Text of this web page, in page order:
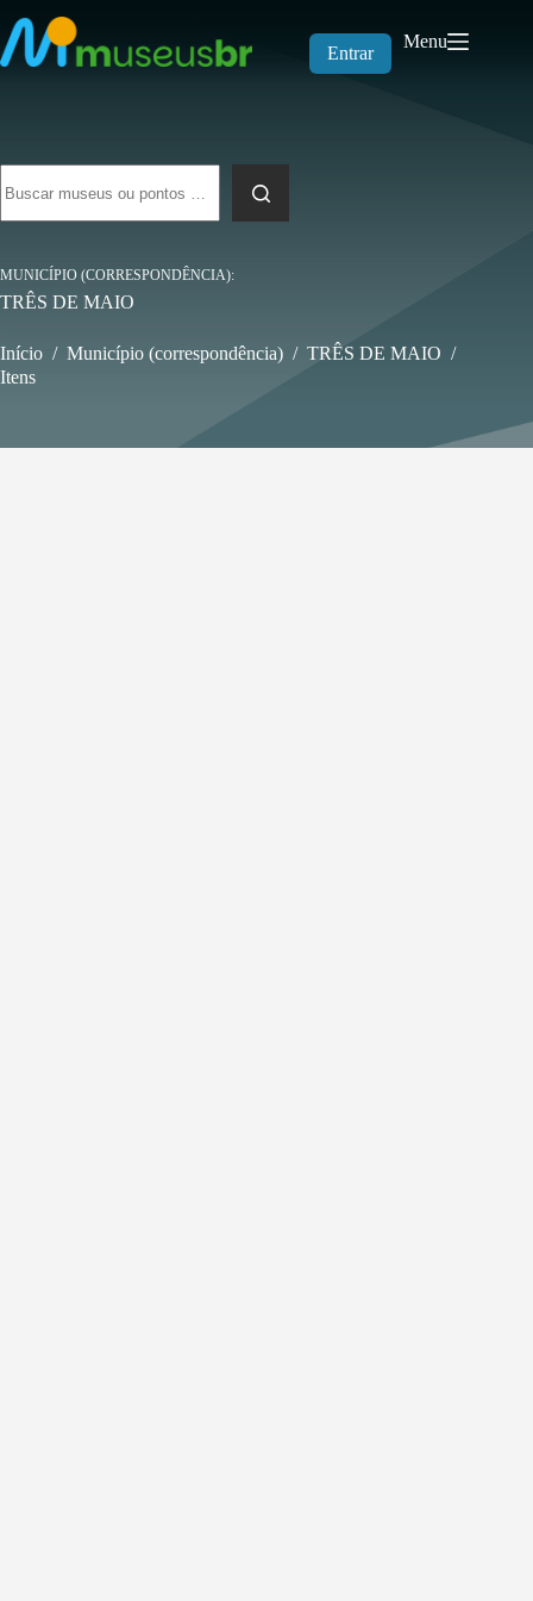
para
o
conteúdo
Entrar
Menu
resultados
MUNICÍPIO (CORRESPONDÊNCIA)
TRÊS DE MAIO
Início / Município (correspondência) / TRÊS DE MAIO /
Itens